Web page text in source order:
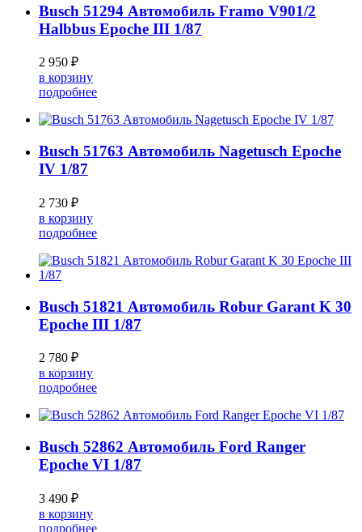
Busch 51294 Автомобиль Framo V901/2
Halbbus Epoche III 1/87
2 950 ₽
в корзину
подробнее
Busch 51763 Автомобиль Nagetusch Epoche
IV 1/87
2 730 ₽
в корзину
подробнее
Busch 51821 Автомобиль Robur Garant K 30
Epoche III 1/87
2 780 ₽
в корзину
подробнее
Busch 52862 Автомобиль Ford Ranger
Epoche VI 1/87
3 490 ₽
в корзину
подробнее